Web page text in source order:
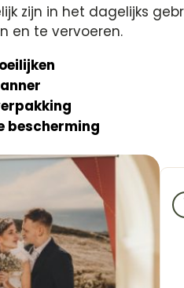
zijn in het dagelijks
en te vervoeren.
bescherming